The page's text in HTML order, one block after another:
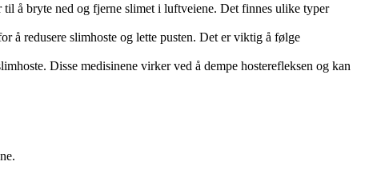
å bryte ned og fjerne slimet i luftveiene. Det finnes ulike typer
å redusere slimhoste og lette pusten. Det er viktig å følge
Disse medisinene virker ved å dempe hosterefleksen og kan